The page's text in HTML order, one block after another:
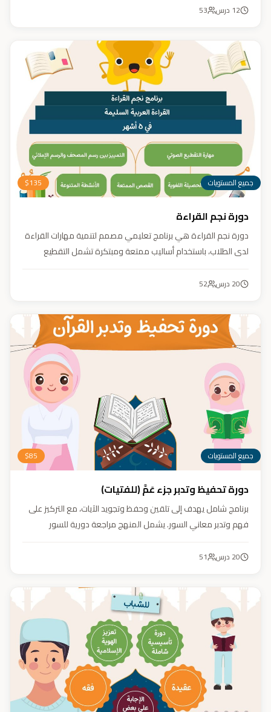
عقلك وتثري خيالك، لتمنحك رؤية جديدة للكون وتفتح لك آفاقاً لا
12 درس 53
جميع المستويات $135
دورة نجم القراءة
دورة نجم القراءة هي برنامج تعليمي مصمم لتنمية مهارات القراءة
لدى الطلاب، باستخدام أساليب ممتعة ومبتكرة تشمل التقطيع
والمحادثات. يهدف البرنامج إلى تعزيز قدرات الطلاب في التمييز بين
20 درس 52
جميع المستويات $85
دورة تحفيظ وتدبر جزء عَمَّ (للفتيات)
برنامج شامل يهدف إلى تلقين وحفظ وتجويد الآيات، مع التركيز على
فهم وتدبر معاني السور. يشمل المنهج مراجعة دورية للسور
تدعم مهارات القراءة والفهم.
20 درس 51